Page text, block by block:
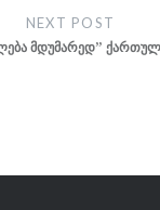
NEXT POST
მდუმარედ”